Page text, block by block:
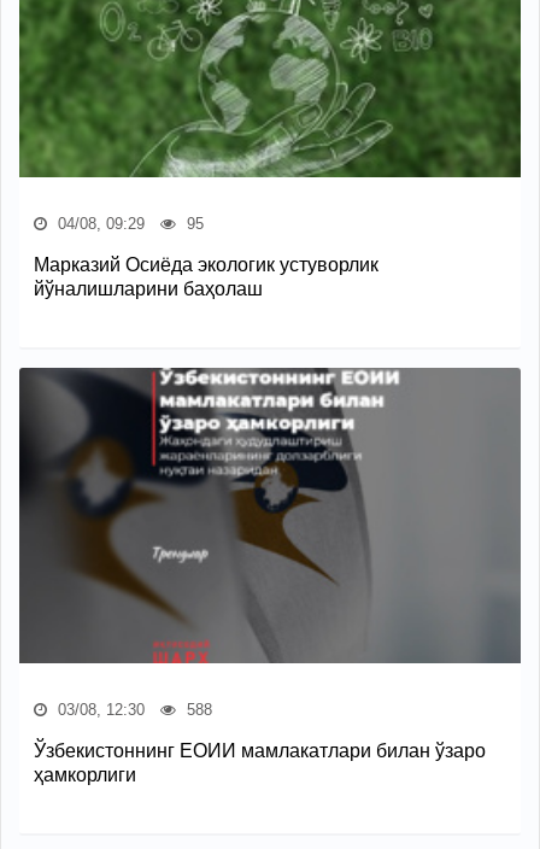
04/08, 09:29 95
Марказий Осиёда экологик устуворлик
йўналишларини баҳолаш
03/08, 12:30 588
Ўзбекистоннинг ЕОИИ мамлакатлари билан ўзаро
ҳамкорлиги